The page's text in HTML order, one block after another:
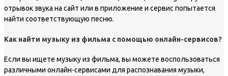
отрывок звука на сайт или в приложение и сервис попытается
найти соответствующую песню.
Как найти музыку из фильма с помощью онлайн-сервисов?
Если вы ищете музыку из фильма, вы можете воспользоваться
различными онлайн-сервисами для распознавания музыки,